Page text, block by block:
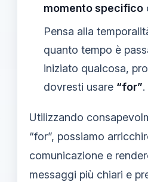
momento specifico
Pensa alla
quanto tempo è
iniziato qualcosa,
dovresti usare “for”.
Utilizzando
“for”, possiamo
comunicazione e
messaggi più chiari e